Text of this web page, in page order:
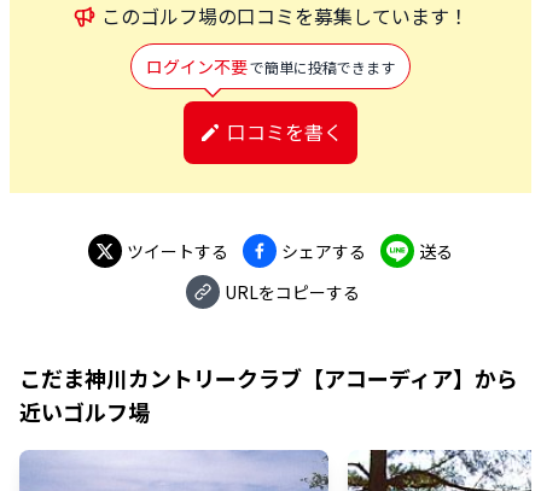
このゴルフ場の口コミを募集しています！
ログイン不要で簡単に投稿できます
口コミを書く
ツイートする シェアする
送る
URLをコピーする
こだま神川カントリークラブ【アコーディア】 から
近いゴルフ場